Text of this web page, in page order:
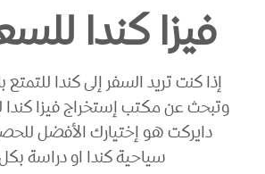
فيزا كندا
إذا كنت تريد السفر إلى كندا
وتبحث عن مكتب إستخراج فيزا
دايركت هو إختيارك الأفضل
سياحية كندا او دراسة